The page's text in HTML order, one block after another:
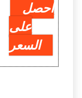
احصل
على
السعر